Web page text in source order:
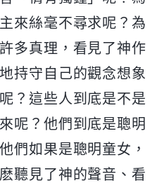
來絲毫不尋求呢？為
多真理，看見了神作
持守自己的觀念想象
？這些人到底是不是
呢？他們到底是聰明
們如果是聰明童女，
聽見了神的聲音、看